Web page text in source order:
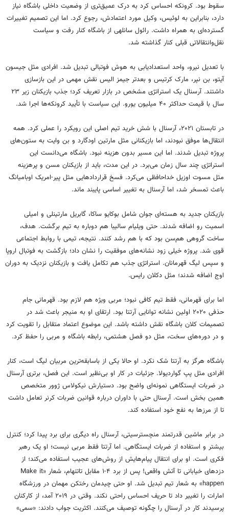
سقوط بود. کرونکه احساس کرد به درک عمیق‌تری از وضعیت داخلی باشگاه نیاز
دارد، بنابراین به لوئیس، وکیل مورد اعتمادش، رجوع کرد. اما این تصمیم تغییرات
گسترده‌ای به همراه داشت. رائول سانلهی از باشگاه کنار رفت و سیاست
نقل‌وانتقالاتی قبلی کنار گذاشته شد.
با تعدیل نیرو، واحد استعدادیابی به هوش فوتبالی تبدیل شد. افرادی مثل جیسون
آیتو، بن نپر، مارک کرتیس و بعدتر جیمز الیس نقش مهمی در این بازسازی
داشتند. آرسنال یک استراتژی مشخص در بازار تعریف کرد؛ جذب بازیکنان زیر ۲۳
سال با قیمت حداکثر ۴۰ میلیون یورو. این سیاست با تأیید کرونکه‌ها اجرا شد.
در تابستان ۲۰۲۱، آرسنال با شش خرید تیم اصلی این رویکرد را عملی کرد. همه
انتقال‌ها موفق نبودند، اما بازیکنانی مثل مارتین اودگارد و بن وایت به ستون‌های
پروژه تبدیل شدند. اما این مسیر بدون هزینه نبود. باشگاه می‌دانست این
استراتژی چند سال زمان می‌برد. در این مدت، باید از بازیکنان مسن و پرهزینه
مثل مسوت اوزیل خداحافظی می‌کرد. فسخ قراردادهایی مثل پیر-امریک اوبامیانگ
باعث تمسخر شد، اما آرسنال به تغییر اساسی پایبند ماند.
بازیکنان جدید به هسته‌ای جوان شامل بوکایو ساکا، گابریل مارتینلی و امیلی
اسمیت رو اضافه شدند. حتی ویلیام سالیبا هم دوباره به تیم برگشت. هدف،
ساخت گروهی هم‌سن بود که با هم رشد کنند. نتیجه، تیمی با روابط اجتماعی
قوی شد. پروژه خیلی زود نشانه‌های موفقیت را نشان داد؛ بازگشت به فوتبال اروپا
و سپس لیگ قهرمانان. استراتژی جذب هم تکامل یافت و بازیکنان نزدیک به دوران
اوج اضافه شدند؛ مثل دکلان رایس.
اما برای قهرمانی، فقط تیم کافی نبود؛ مربی ویژه هم لازم بود. قهرمانی جام
حذفی ۲۰۲۰ اولین نشانه توانایی آرتتا بود. ارتقای او به منیجر باعث شد در
تصمیمات کلان باشگاه نقش داشته باشد. این موضوع اعتماد متقابل را تقویت کرد
و در دوره‌های سخت، مثل دو فصل هشتمی، رابطه باشگاه و مربی را حفظ کرد.
باشگاه هرگز به آرتتا شک نکرد. او حالا یکی از باسابقه‌ترین مربیان لیگ است، کنار
افرادی مثل پپ گواردیولا. جزئیات در کار او بی‌نظیر است. این فصل، برتری آرسنال
در ضربات ایستگاهی نمونه‌ای واضح بود. دستیارش نیکولاس ژوور متخصص
همین بخش است. آرسنال حتی با داوران درباره قوانین ضربات کرنر تعامل داشت
تا از مرزها به نفع خود استفاده کند.
در برابر ماشین قدرتمند منچسترسیتی، آرسنال راه دیگری برای برد پیدا کرد؛ کنترل
بیشتر و استفاده از ضربات ایستگاهی. اما آرتتا فقط مربی نیست؛ او یک رهبر
فکری است. او برای انتقال پیام‌هایش از روش‌های عجیب استفاده می‌کند؛ از
دزدهای خیابانی تا آتش واقعی! پس از برد ۴-۱ مقابل تاتنهام، شعار «Make it
happen» به شعار تیم تبدیل شد. او حتی چیدمان رختکن مهمان در ورزشگاه
امارات را تغییر داد تا حریف احساس راحتی نکند. وقتی در ۲۰۱۹ آمد، از کارکنان
پرسیدند کار در آرسنال را چگونه توصیف می‌کنند. اکثریت جواب دادند: «سمی»